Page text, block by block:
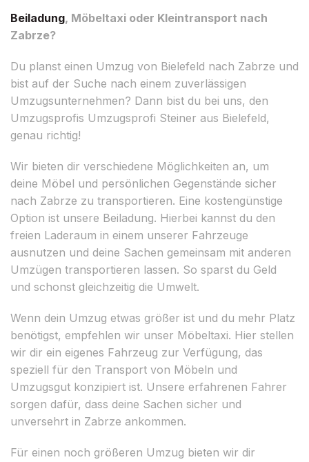
Beiladung, Möbeltaxi oder Kleintransport nach
Zabrze?
Du planst einen Umzug von Bielefeld nach Zabrze und
bist auf der Suche nach einem zuverlässigen
Umzugsunternehmen? Dann bist du bei uns, den
Umzugsprofis Umzugsprofi Steiner aus Bielefeld,
genau richtig!
Wir bieten dir verschiedene Möglichkeiten an, um
deine Möbel und persönlichen Gegenstände sicher
nach Zabrze zu transportieren. Eine kostengünstige
Option ist unsere Beiladung. Hierbei kannst du den
freien Laderaum in einem unserer Fahrzeuge
ausnutzen und deine Sachen gemeinsam mit anderen
Umzügen transportieren lassen. So sparst du Geld
und schonst gleichzeitig die Umwelt.
Wenn dein Umzug etwas größer ist und du mehr Platz
benötigst, empfehlen wir unser Möbeltaxi. Hier stellen
wir dir ein eigenes Fahrzeug zur Verfügung, das
speziell für den Transport von Möbeln und
Umzugsgut konzipiert ist. Unsere erfahrenen Fahrer
sorgen dafür, dass deine Sachen sicher und
unversehrt in Zabrze ankommen.
Für einen noch größeren Umzug bieten wir dir